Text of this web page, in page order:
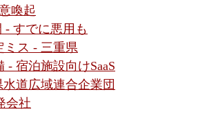
喚起
- すでに悪用も
ミス - 三重県
宿泊施設向けSaaS
道広域連合企業団
会社